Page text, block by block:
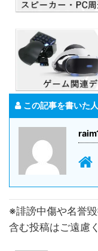
この記事を書いた人
※誹謗中傷や名誉
含む投稿はご遠慮